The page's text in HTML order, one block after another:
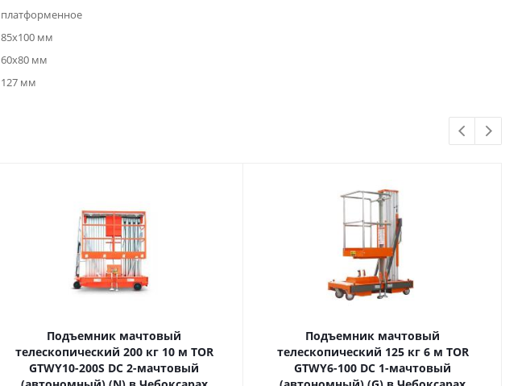
платформенное
85x100 мм
60x80 мм
127 мм
Подъемник мачтовый
телескопический 200 кг 10 м TOR
GTWY10-200S DC 2-мачтовый
Подъемник мачтовый
телескопический 125 кг 6 м TOR
GTWY6-100 DC 1-мачтовый